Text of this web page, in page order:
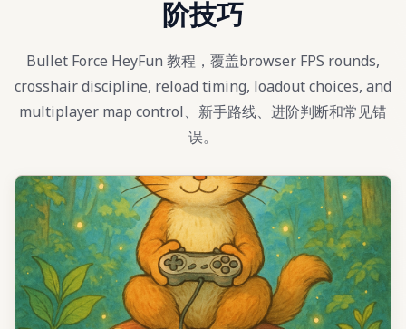
阶技巧
Bullet Force HeyFun 教程，覆盖browser FPS rounds,
crosshair discipline, reload timing, loadout choices, and
multiplayer map control、新手路线、进阶判断和常见错
误。